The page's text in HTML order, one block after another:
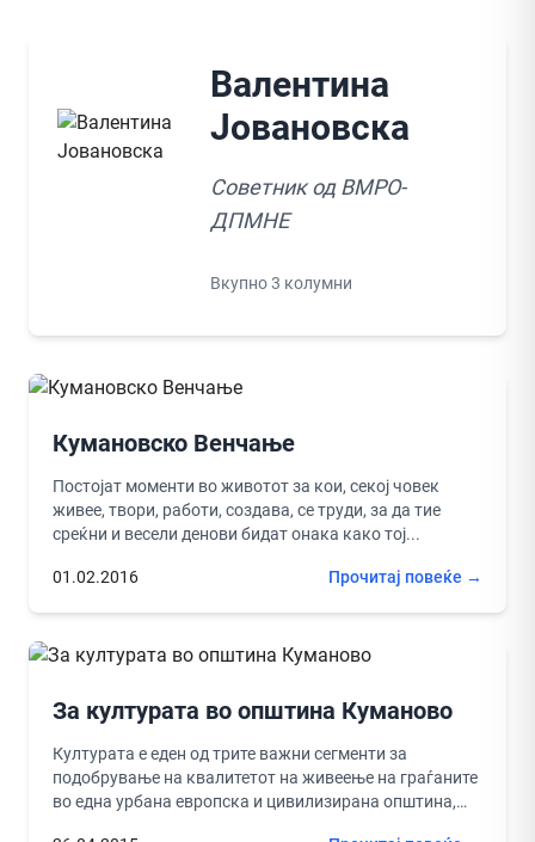
Валентина
Јовановска
Советник од ВМРО-
ДПМНЕ
Вкупно 3 колумни
Кумановско Венчање
Постојат моменти во животот за кои, секој човек
живее, твори, работи, создава, се труди, за да тие
среќни и весели денови бидат онака како тој...
01.02.2016 Прочитај повеќе →
За културата во општина Куманово
Културата е еден од трите важни сегменти за
подобрување на квалитетот на живеење на граѓаните
во една урбана европска и цивилизирана општина,